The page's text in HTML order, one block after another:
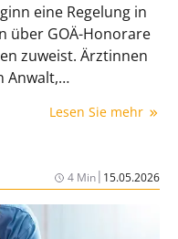
eine Regelung in
über GOÄ-Honorare
zuweist. Ärztinnen
Anwalt,
Lesen Sie mehr
4 Min| 15.05.2026